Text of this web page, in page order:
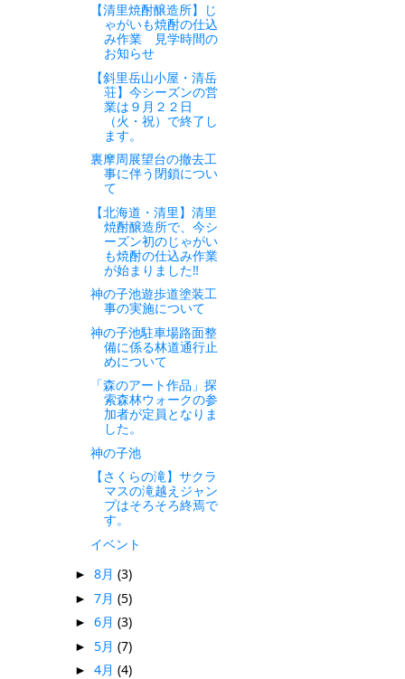
【清里焼酎醸造所】じ
ゃがいも焼酎の仕込
み作業 見学時間の
お知らせ
【斜里岳山小屋・清岳
荘】今シーズンの営
業は９月２２日
（火・祝）で終了し
ます。
裏摩周展望台の撤去工
事に伴う閉鎖につい
て
【北海道・清里】清里
焼酎醸造所で、今シ
ーズン初のじゃがい
も焼酎の仕込み作業
が始まりました‼
神の子池遊歩道塗装工
事の実施について
神の子池駐車場路面整
備に係る林道通行止
めについて
「森のアート作品」探
索森林ウォークの参
加者が定員となりま
した。
神の子池
【さくらの滝】サクラ
マスの滝越えジャン
プはそろそろ終焉で
す。
イベント
► 8月 (3)
► 7月 (5)
► 6月 (3)
► 5月 (7)
► 4月 (4)